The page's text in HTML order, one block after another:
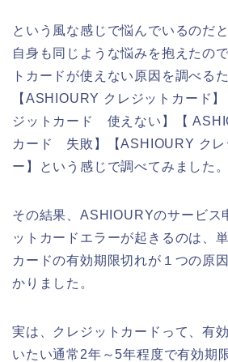
という風な感じで悩んでいるのだ
自身も同じような悩みを抱えたの
トカードが使えない原因を調べる
【ASHIOURY クレジットカード
ジットカード 使えない】【
カード 失敗】【ASHIOURY ク
ー】という感じで調べてみました。
その結果、ASHIOURYのサービス
ットカードエラーが起きるのは、
カードの有効期限切れが１つの原
かりました。
実は、クレジットカードって、有
いたい通常2年～5年程度で有効期